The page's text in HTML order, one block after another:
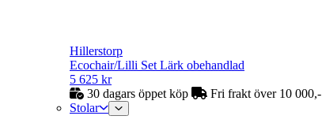
Hillerstorp
Ecochair/Lilli Set Lärk obehandlad
5 625 kr
30 dagars öppet köp
Fri frakt över 10 000,-
Stolar